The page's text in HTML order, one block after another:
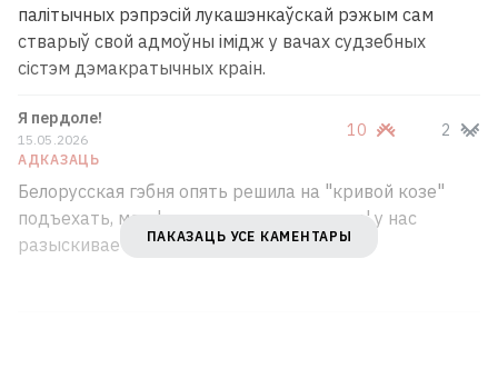
палітычных рэпрэсій лукашэнкаўскай рэжым сам
стварыў свой адмоўны імідж у вачах судзебных
сістэм дэмакратычных краін.
Я пердоле!
15.05.2026
АДКАЗАЦЬ
10 2
Белорусская гэбня опять решила на "кривой козе"
подъехать, мол, 'экакамичэски злачынец' у нас
разыскивается...ПАКАЗАЦЬ УСЕ КАМЕНТАРЫ